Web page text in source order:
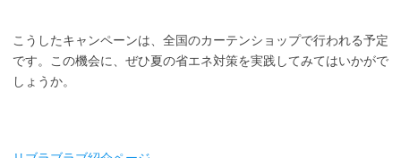
こうしたキャンペーンは、全国のカーテンショップで行われる予定
です。この機会に、ぜひ夏の省エネ対策を実践してみてはいかがで
しょうか。